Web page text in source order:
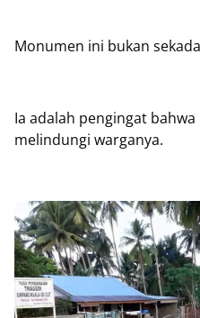
Monumen ini bukan
Ia adalah pengingat
melindungi warganya.